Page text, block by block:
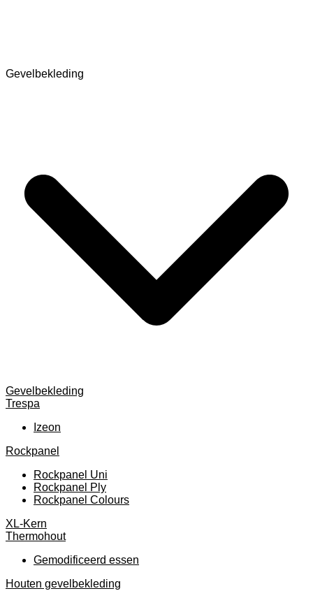
Gevelbekleding
Gevelbekleding
Trespa
Izeon
Rockpanel
Rockpanel Uni
Rockpanel Ply
Rockpanel Colours
XL-Kern
Thermohout
Gemodificeerd essen
Houten gevelbekleding